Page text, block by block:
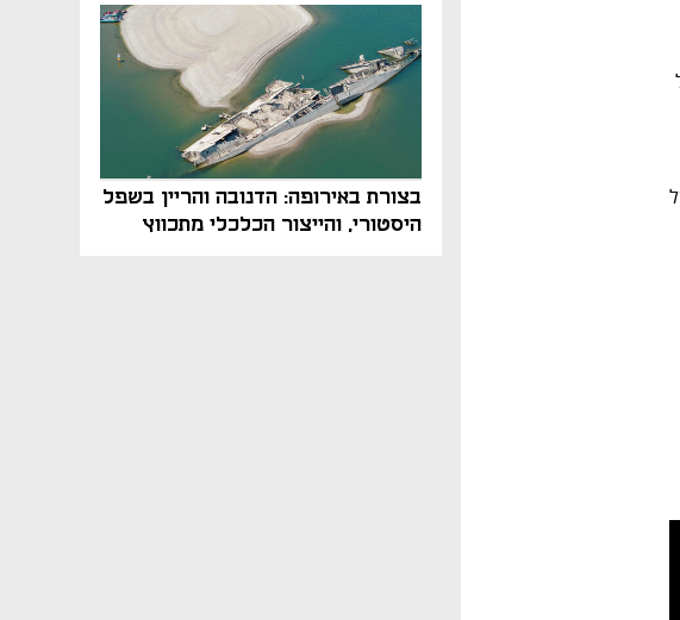
בצורת באירופה: הדנובה והריין בשפל
היסטורי, והייצור הכלכלי מתכווץ